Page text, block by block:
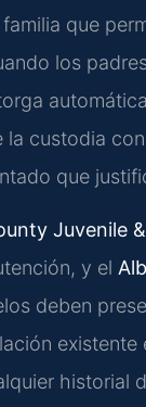
que
los
custodia
que
Juvenile
y el
deben
existente
historial